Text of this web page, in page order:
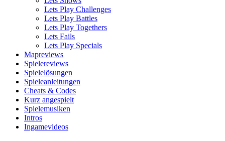
Lets Play Challenges
Lets Play Battles
Lets Play Togethers
Lets Fails
Lets Play Specials
Mapreviews
Spielereviews
Spielelösungen
Spieleanleitungen
Cheats & Codes
Kurz angespielt
Spielemusiken
Intros
Ingamevideos